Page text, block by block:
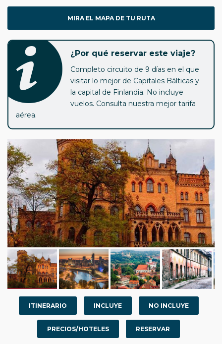
MIRA EL MAPA DE TU RUTA
¿Por qué reservar este viaje?
Completo circuito de 9 días en el que
visitar lo mejor de Capitales Bálticas y
la capital de Finlandia. No incluye
vuelos. Consulta nuestra mejor tarifa
aérea.
ITINERARIO INCLUYE NO INCLUYE
PRECIOS/HOTELES RESERVAR